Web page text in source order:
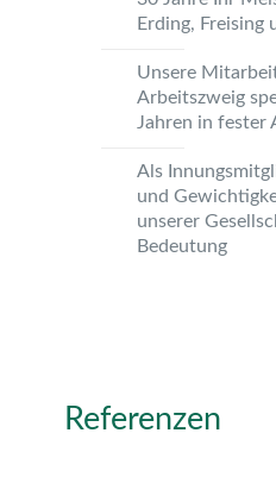
Erding, Freising
Unsere
Arbeitszweig
Jahren in fester
Als
und
unserer
Bedeutung
Referenzen